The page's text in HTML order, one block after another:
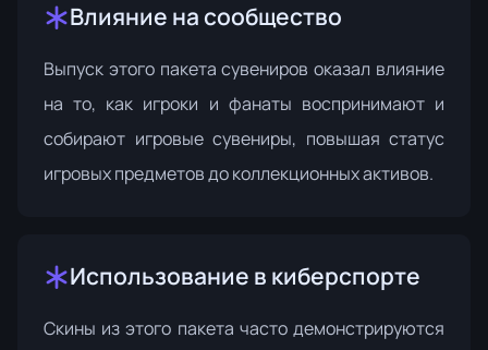
Влияние на сообщество
Выпуск этого пакета сувениров оказал влияние
на то, как игроки и фанаты воспринимают и
собирают игровые сувениры, повышая статус
игровых предметов до коллекционных активов.
Использование в киберспорте
Скины из этого пакета часто демонстрируются